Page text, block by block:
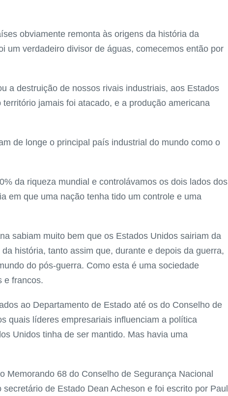
obviamente remonta às origens da história da
um verdadeiro divisor de águas, comecemos então por
a destruição de nossos rivais industriais, aos Estados
jamais foi atacado, e a produção americana
de longe o principal país industrial do mundo como o
da riqueza mundial e controlávamos os dois lados dos
em que uma nação tenha tido um controle e uma
sabiam muito bem que os Estados Unidos sairiam da
história, tanto assim que, durante e depois da guerra,
do pós-guerra. Como esta é uma sociedade
e francos.
ao Departamento de Estado até os do Conselho de
quais líderes empresariais influenciam a política
Unidos tinha de ser mantido. Mas havia uma
Memorando 68 do Conselho de Segurança Nacional
de Estado Dean Acheson e foi escrito por Paul